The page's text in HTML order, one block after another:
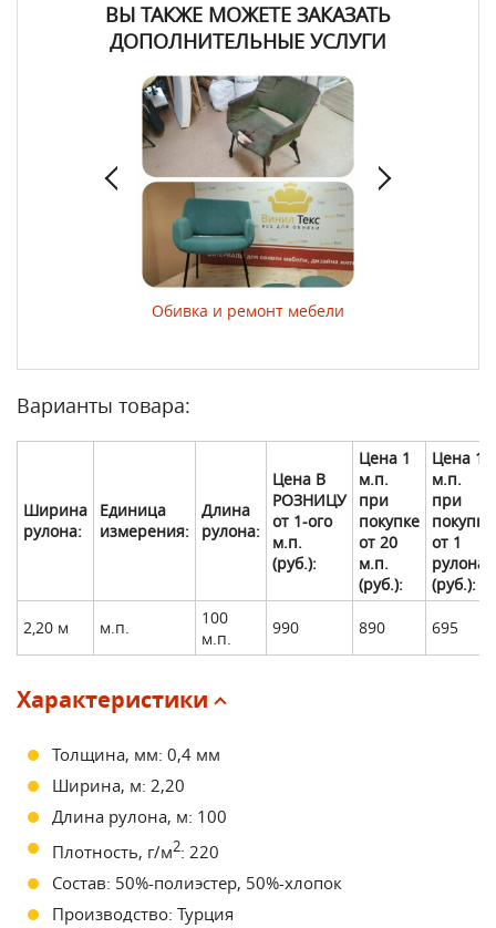
ВЫ ТАКЖЕ МОЖЕТЕ ЗАКАЗАТЬ
ДОПОЛНИТЕЛЬНЫЕ УСЛУГИ
Обивка и ремонт мебели
Варианты товара:
Ширина
рулона:
Единица
измерения:
Длина
рулона:
Цена В
РОЗНИЦУ
от 1-ого
м.п.
(руб.):
Цена 1
м.п.
при
покупке
от 20
м.п.
(руб.):
Цена 1
м.п.
при
покупке
от 1
рулона
(руб.):
2,20 м м.п.
100
м.п.
990 890 695
Характеристики
Толщина, мм: 0,4 мм
Ширина, м: 2,20
Длина рулона, м: 100
Плотность, г/м2: 220
Состав: 50%-полиэстер, 50%-хлопок
Производство: Турция